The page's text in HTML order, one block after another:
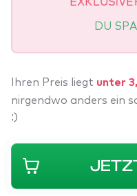
DU
Ihren Preis liegt unter
nirgendwo anders ein
:)